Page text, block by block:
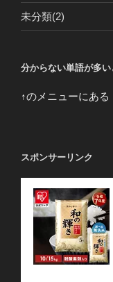
未分類(2)
分からない単語が多い
↑のメニューにあ
スポンサーリンク